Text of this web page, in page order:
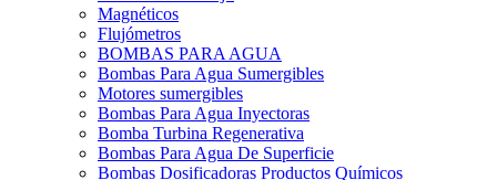
Magnéticos
Flujómetros
BOMBAS PARA AGUA
Bombas Para Agua Sumergibles
Motores sumergibles
Bombas Para Agua Inyectoras
Bomba Turbina Regenerativa
Bombas Para Agua De Superficie
Bombas Dosificadoras Productos Químicos